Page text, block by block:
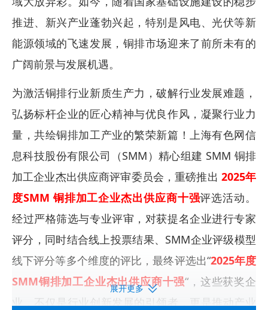
推进、新兴产业蓬勃兴起，特别是风电、光伏等新
能源领域的飞速发展，铜排市场迎来了前所未有的
广阔前景与发展机遇。
为激活铜排行业新质生产力，破解行业发展难题，
弘扬标杆企业的匠心精神与优良作风，凝聚行业力
量，共绘铜排加工产业的繁荣新篇！上海有色网信
息科技股份有限公司（SMM）精心组建 SMM 铜排
加工企业杰出供应商评审委员会，重磅推出 2025年
度SMM 铜排加工企业杰出供应商十强评选活动。
经过严格筛选与专业评审，对获提名企业进行专家
评分，同时结合线上投票结果、SMM企业评级模型
线下评分等多个维度的评比，最终评选出“2025年度
SMM铜排加工企业杰出供应商十强“，这些获奖企
业，不仅是行业创新发展的引领者，更是推动产业
展开更多